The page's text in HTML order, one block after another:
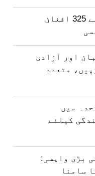
پاکستان کی جیلوں سے 325 افغان
اور آزادی
متعدد
میں
کیلئے
بڑی واپسی:
سامنا